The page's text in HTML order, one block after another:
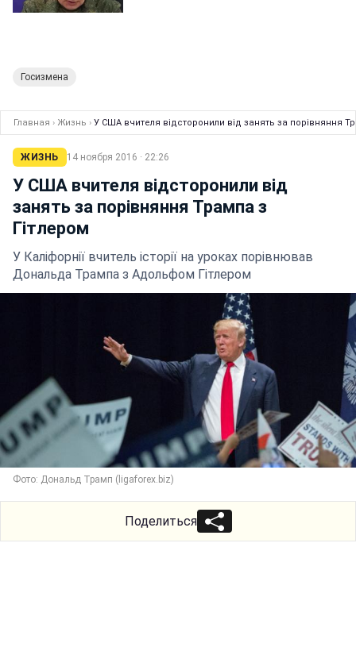
Госизмена
Главная › Жизнь › У США вчителя відсторонили від занять за порівняння
ЖИЗНЬ 14 ноября 2016 · 22:26
У США вчителя відсторонили від
занять за порівняння Трампа з
Гітлером
У Каліфорнії вчитель історії на уроках порівнював
Дональда Трампа з Адольфом Гітлером
Фото: Дональд Трамп (ligaforex.biz)
Поделиться